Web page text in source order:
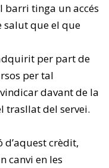
barri tinga un accés
salut que el que
per part de
per tal
davant de la
trasllat del servei.
d’aquest crèdit,
canvi en les